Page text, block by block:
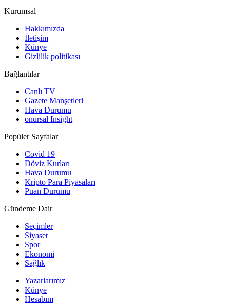
Kurumsal
Hakkımızda
İletişim
Künye
Gizlilik politikası
Bağlantılar
Canlı TV
Gazete Manşetleri
Hava Durumu
onursal Insight
Popüler Sayfalar
Covid 19
Döviz Kurları
Hava Durumu
Kripto Para Piyasaları
Puan Durumu
Gündeme Dair
Seçimler
Siyaset
Spor
Ekonomi
Sağlık
Yazarlarımız
Künye
Hesabım